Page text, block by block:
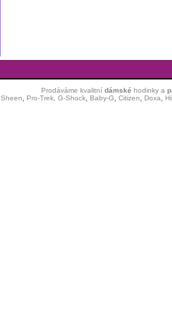
Prodáváme kvalitní dámské hodinkya
Sheen Pro-Trek, G-Shock, Baby-G Citizen Doxa